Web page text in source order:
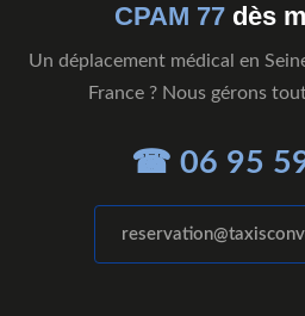
CPAM 77dès
Un déplacement médical en
France ? Nous gérons
☎ 06 95